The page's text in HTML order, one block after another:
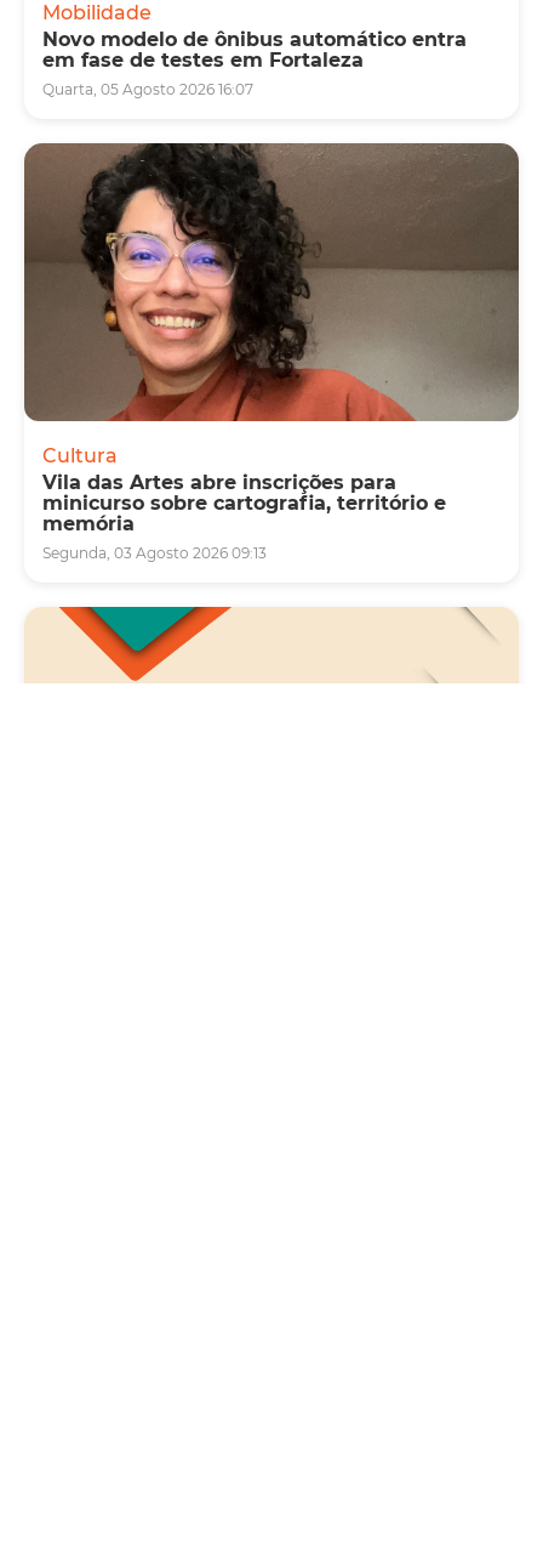
Mobilidade
Novo modelo de ônibus automático entra
em fase de testes em Fortaleza
Quarta, 05 Agosto 2026 16:07
Cultura
Vila das Artes abre inscrições para
minicurso sobre cartografia, território e
memória
Segunda, 03 Agosto 2026 09:13